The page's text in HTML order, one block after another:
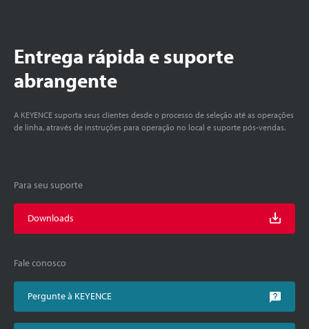
Entrega rápida e suporte
abrangente
A KEYENCE suporta seus clientes desde o processo de seleção até as operações
de linha, através de instruções para operação no local e suporte pós-vendas.
Para seu suporte
Downloads
Fale conosco
Pergunte à KEYENCE